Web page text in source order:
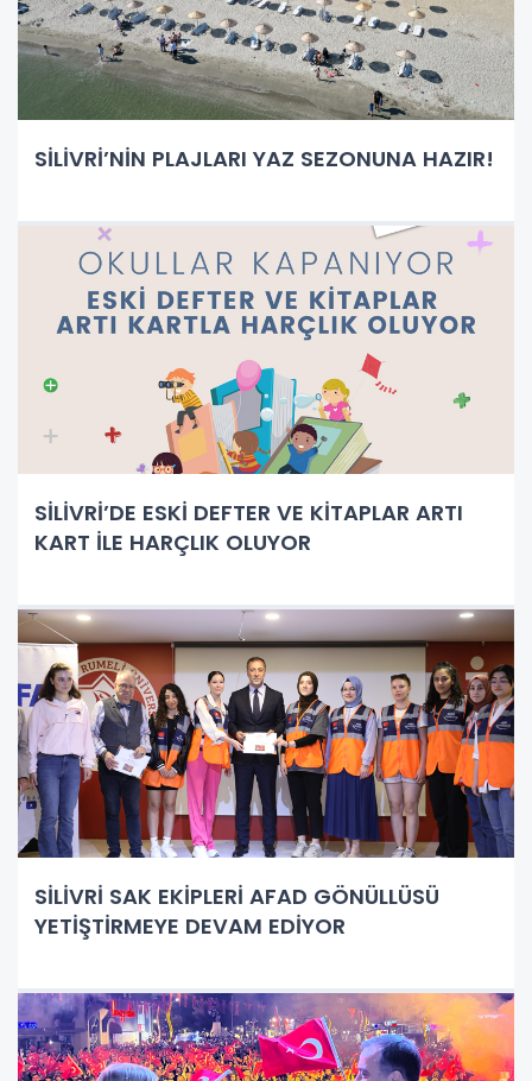
SİLİVRİ’NİN PLAJLARI YAZ SEZONUNA HAZIR!
SİLİVRİ’DE ESKİ DEFTER VE KİTAPLAR ARTI
KART İLE HARÇLIK OLUYOR
SİLİVRİ SAK EKİPLERİ AFAD GÖNÜLLÜSÜ
YETİŞTİRMEYE DEVAM EDİYOR